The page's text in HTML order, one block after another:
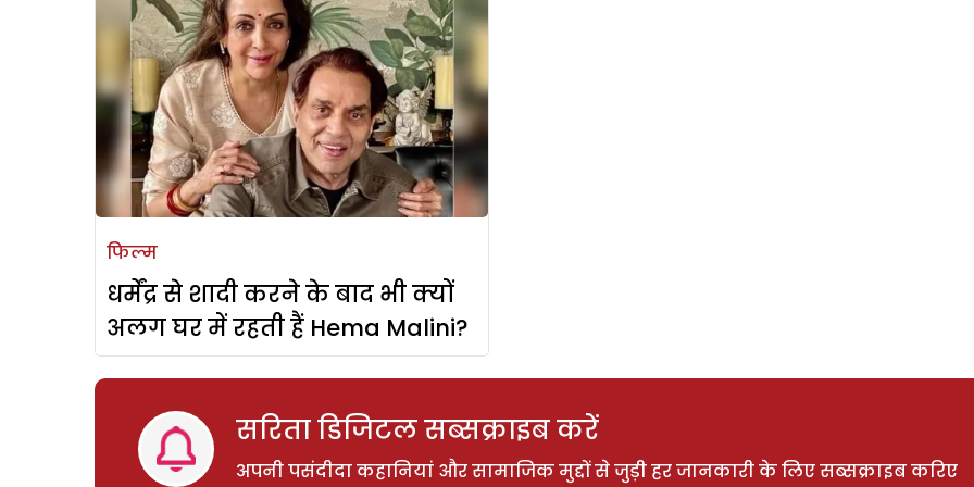
फिल्म
धर्मेंद्र से शादी करने के बाद भी क्यों
अलग घर में रहती हैं Hema Malini?
सरिता डिजिटल सब्सक्राइब करें
अपनी पसंदीदा कहानियां और सामाजिक मुद्दों से जुड़ी हर जानकारी के लिए सब्सक्राइब करिए